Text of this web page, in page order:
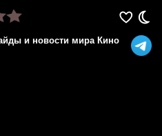
и новости мира Кино